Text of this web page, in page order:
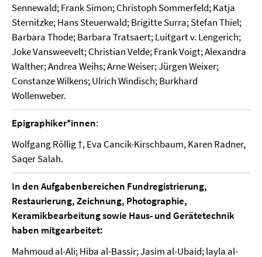
Sennewald; Frank Simon; Christoph Sommerfeld; Katja
Sternitzke; Hans Steuerwald; Brigitte Surra; Stefan Thiel;
Barbara Thode; Barbara Tratsaert; Luitgart v. Lengerich;
Joke Vansweevelt; Christian Velde; Frank Voigt; Alexandra
Walther; Andrea Weihs; Arne Weiser; Jürgen Weixer;
Constanze Wilkens; Ulrich Windisch; Burkhard
Wollenweber.
Epigraphiker*innen:
Wolfgang Röllig †, Eva Cancik-Kirschbaum, Karen Radner,
Saqer Salah.
In den Aufgabenbereichen Fundregistrierung,
Restaurierung, Zeichnung, Photographie,
Keramikbearbeitung sowie Haus- und Gerätetechnik
haben mitgearbeitet:
Mahmoud al-Ali; Hiba al-Bassir; Jasim al-Ubaid; layla al-